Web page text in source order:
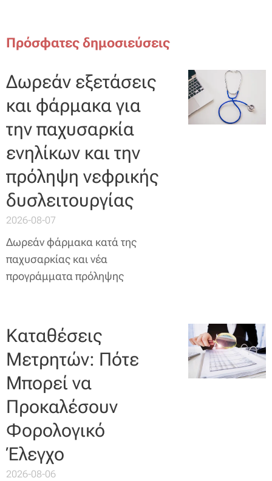
Πρόσφατες δημοσιεύσεις
Δωρεάν εξετάσεις
και φάρμακα για
την παχυσαρκία
ενηλίκων και την
πρόληψη νεφρικής
δυσλειτουργίας
2026-08-07
Δωρεάν φάρμακα κατά της
παχυσαρκίας και νέα
προγράμματα πρόληψης
Καταθέσεις
Μετρητών: Πότε
Μπορεί να
Προκαλέσουν
Φορολογικό
Έλεγχο
2026-08-06